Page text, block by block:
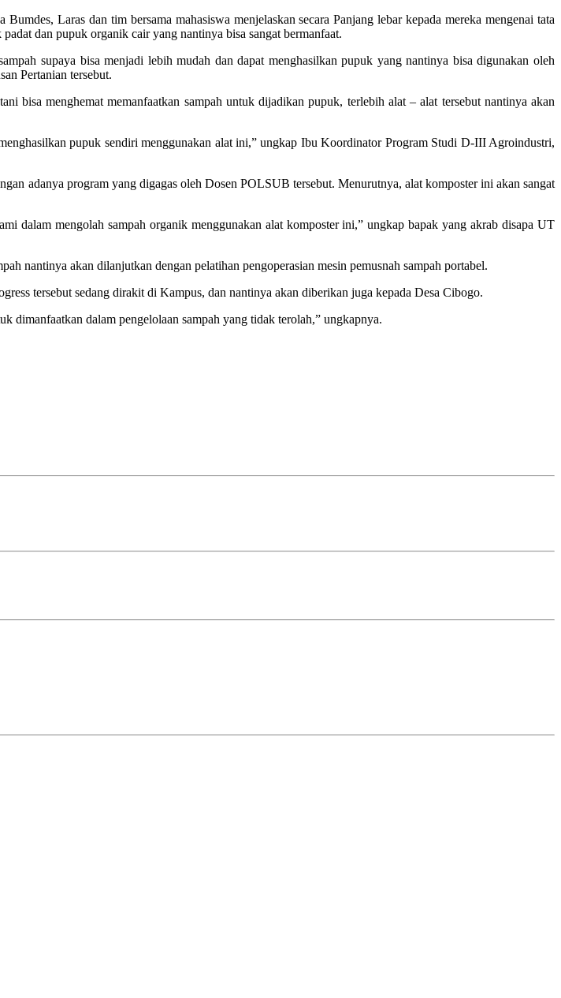
Laras dan tim bersama mahasiswa menjelaskan secara Panjang lebar kepada mereka mengenai tata
dan pupuk organik cair yang nantinya bisa sangat bermanfaat.
supaya bisa menjadi lebih mudah dan dapat menghasilkan pupuk yang nantinya bisa digunakan oleh
Pertanian tersebut.
bisa menghemat memanfaatkan sampah untuk dijadikan pupuk, terlebih alat – alat tersebut nantinya akan
pupuk sendiri menggunakan alat ini,” ungkap Ibu Koordinator Program Studi D-III Agroindustri,
adanya program yang digagas oleh Dosen POLSUB tersebut. Menurutnya, alat komposter ini akan sangat
dalam mengolah sampah organik menggunakan alat komposter ini,” ungkap bapak yang akrab disapa UT
nantinya akan dilanjutkan dengan pelatihan pengoperasian mesin pemusnah sampah portabel.
tersebut sedang dirakit di Kampus, dan nantinya akan diberikan juga kepada Desa Cibogo.
dimanfaatkan dalam pengelolaan sampah yang tidak terolah,” ungkapnya.